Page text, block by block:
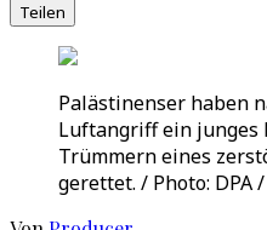
Teilen
Palästinenser haben
Luftangriff ein junges
Trümmern eines
gerettet. / Photo: DPA /